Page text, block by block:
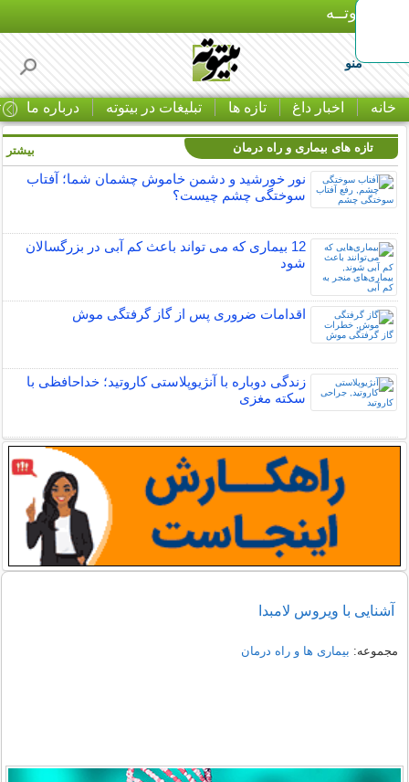
بـیتوتــه
منو
خانه اخبار داغ تازه ها تبلیغات در بیتوته درباره ما
تازه های بیماری و راه درمان
نور خورشید و دشمن خاموش چشمان شما؛ آفتاب
سوختگی چشم چیست؟
12 بیماری که می تواند باعث کم آبی در بزرگسالان
شود
اقدامات ضروری پس از گاز گرفتگی موش
زندگی دوباره با آنژیوپلاستی کاروتید؛ خداحافظی با
سکته مغزی
بیشتر
آشنایی با ویروس لامبدا
مجموعه: بیماری ها و راه درمان